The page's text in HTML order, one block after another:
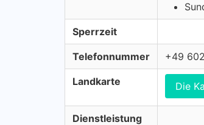
Sperrzeit
Telefonnummer +49
Landkarte Die
Dienstleistung